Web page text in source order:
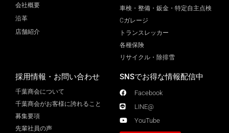
会社概要
沿革
店舗紹介
車検・整備・鈑金・特定自主点検
Cガレージ
トランスレッカー
各種保険
リサイクル・除排雪
採用情報・お問い合わせ
千葉商会について
千葉商会がお客様に誇れること​
募集要項
先輩社員の声
SNSでお得な情報配信中
Facebook
LINE@
YouTube